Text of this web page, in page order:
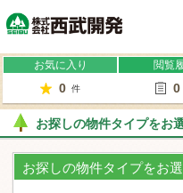
お気に入り
0 件
閲覧
0
お探しの物件タイプをお
お探しの物件タイプをお